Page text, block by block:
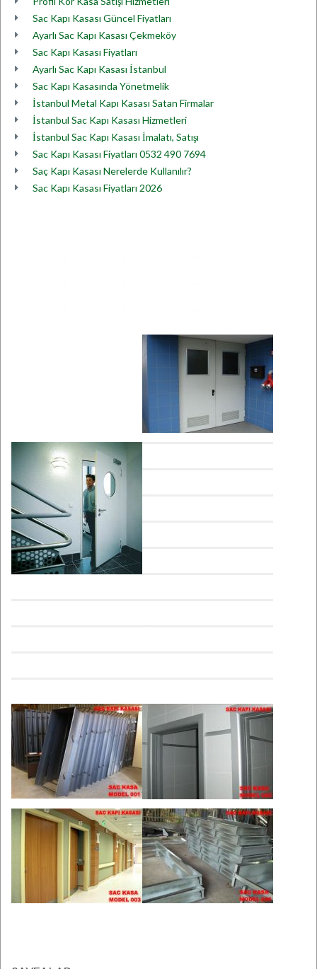
Sac Kapı Kasası Güncel Fiyatları
Ayarlı Sac Kapı Kasası Çekmeköy
Sac Kapı Kasası Fiyatları
Ayarlı Sac Kapı Kasası İstanbul
Sac Kapı Kasasında Yönetmelik
İstanbul Metal Kapı Kasası Satan Firmalar
İstanbul Sac Kapı Kasası Hizmetleri
İstanbul Sac Kapı Kasası İmalatı, Satışı
Sac Kapı Kasası Fiyatları 0532 490 7694
Saç Kapı Kasası Nerelerde Kullanılır?
Sac Kapı Kasası Fiyatları 2026